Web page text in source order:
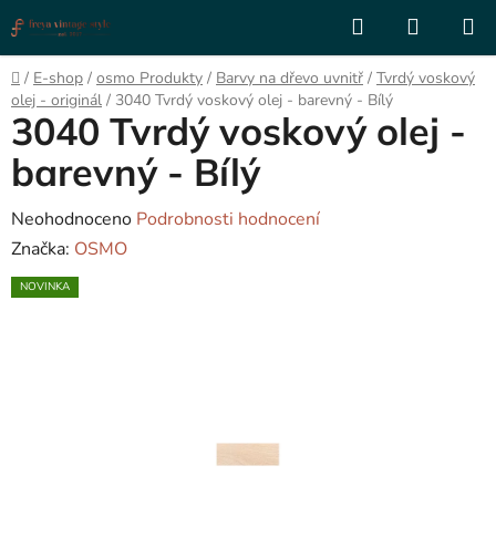
na
obsah
Hledat
KOŠÍK
Domů
/ E-shop / osmo Produkty / Barvy na dřevo uvnitř / Tvrdý voskový
olej - originál / 3040 Tvrdý voskový olej - barevný - Bílý
3040 Tvrdý voskový olej -
barevný - Bílý
Průměrné
hodnocení
produktu
Neohodnoceno Podrobnosti hodnocení
Značka: OSMO
NOVINKA